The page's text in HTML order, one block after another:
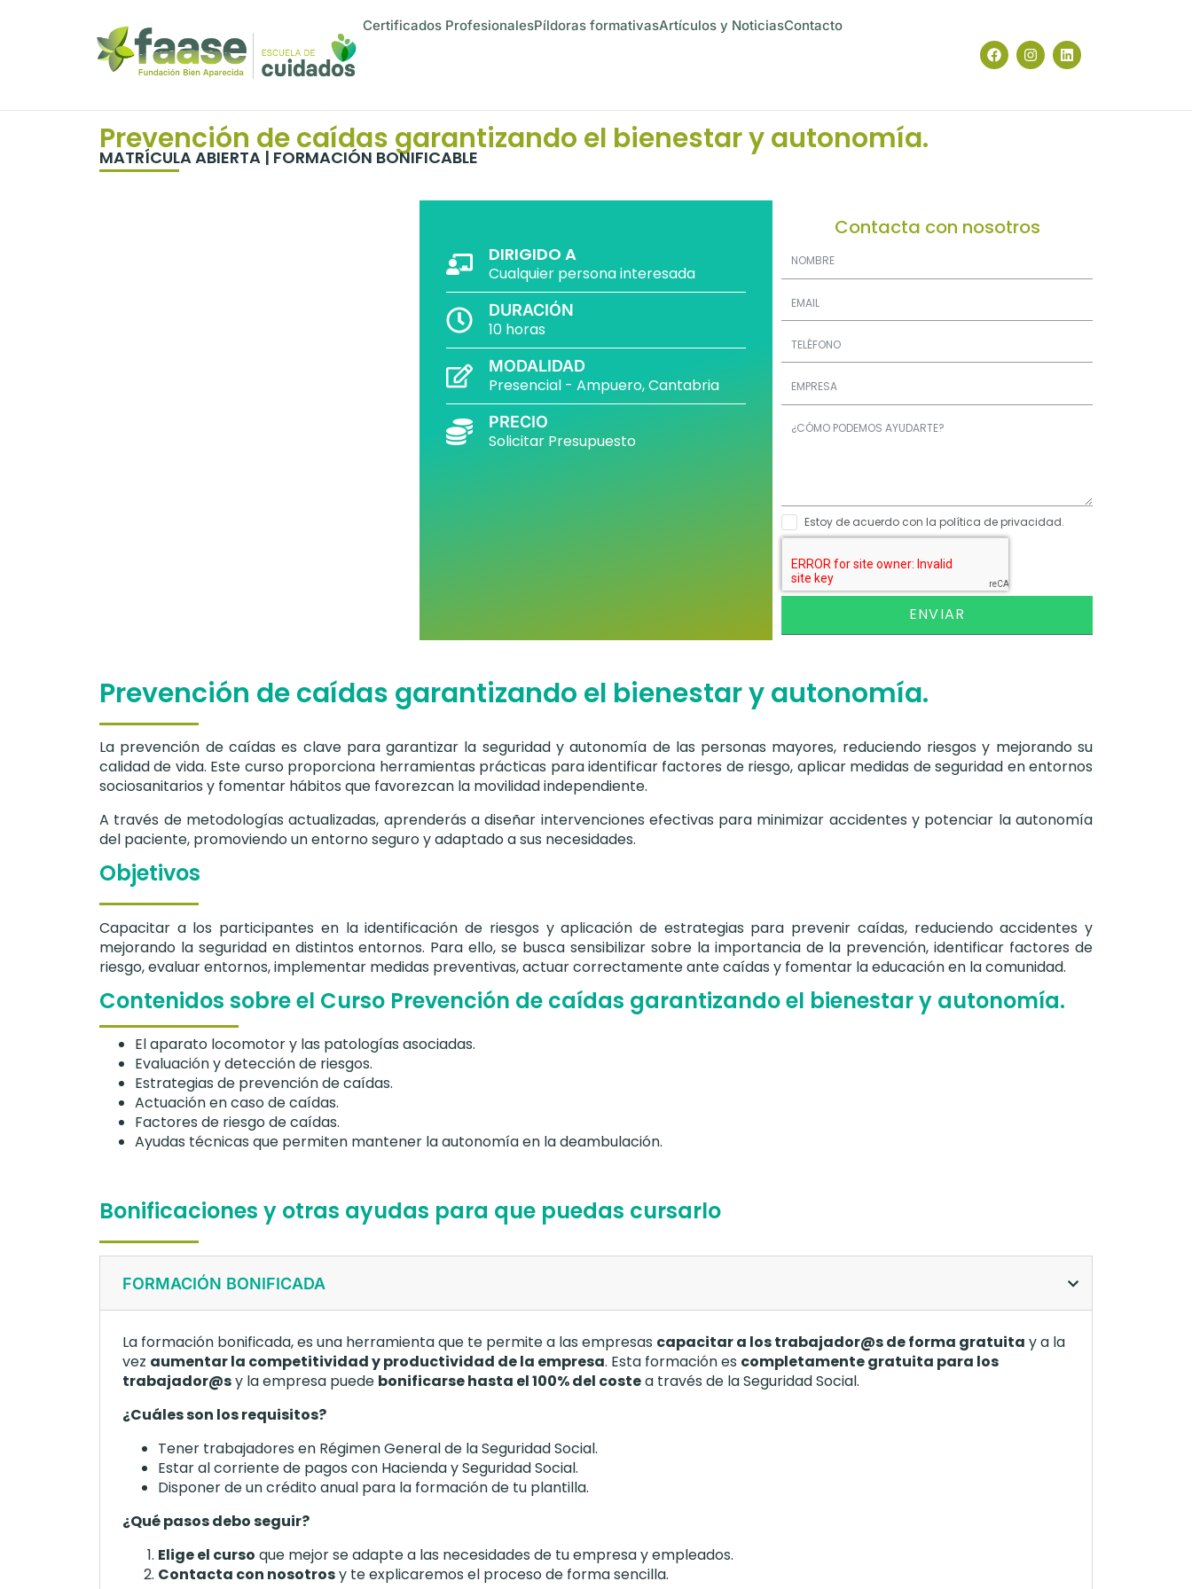
Certificados ProfesionalesPíldoras formativasArtículos y NoticiasContacto
Prevención de caídas garantizando el bienestar y autonomía.
MATRÍCULA ABIERTA | FORMACIÓN BONIFICABLE
DIRIGIDO A
Cualquier persona interesada
DURACIÓN
10 horas
MODALIDAD
Presencial - Ampuero, Cantabria
PRECIO
Solicitar Presupuesto
Contacta con nosotros
Estoy de acuerdo con la política de privacidad.
ENVIAR
Prevención de caídas garantizando el bienestar y autonomía.
La prevención de caídas es clave para garantizar la seguridad y autonomía de las personas mayores, reduciendo riesgos y mejorando su
calidad de vida. Este curso proporciona herramientas prácticas para identificar factores de riesgo, aplicar medidas de seguridad en entornos
sociosanitarios y fomentar hábitos que favorezcan la movilidad independiente.
A través de metodologías actualizadas, aprenderás a diseñar intervenciones efectivas para minimizar accidentes y potenciar la autonomía
del paciente, promoviendo un entorno seguro y adaptado a sus necesidades.
Objetivos
Capacitar a los participantes en la identificación de riesgos y aplicación de estrategias para prevenir caídas, reduciendo accidentes y
mejorando la seguridad en distintos entornos. Para ello, se busca sensibilizar sobre la importancia de la prevención, identificar factores de
riesgo, evaluar entornos, implementar medidas preventivas, actuar correctamente ante caídas y fomentar la educación en la comunidad.
Contenidos sobre el Curso Prevención de caídas garantizando el bienestar y autonomía.
El aparato locomotor y las patologías asociadas.
Evaluación y detección de riesgos.
Estrategias de prevención de caídas.
Actuación en caso de caídas.
Factores de riesgo de caídas.
Ayudas técnicas que permiten mantener la autonomía en la deambulación.
Bonificaciones y otras ayudas para que puedas cursarlo
FORMACIÓN BONIFICADA
La formación bonificada, es una herramienta que te permite a las empresas capacitar a los trabajador@s de forma gratuita y a la
vez aumentar la competitividad y productividad de la empresa. Esta formación es completamente gratuita para los
trabajador@sy la empresa puede bonificarse hasta el 100% del costea través de la Seguridad Social.
¿Cuáles son los requisitos?
Tener trabajadores en Régimen General de la Seguridad Social.
Estar al corriente de pagos con Hacienda y Seguridad Social.
Disponer de un crédito anual para la formación de tu plantilla.
¿Qué pasos debo seguir?
Elige el curso que mejor se adapte a las necesidades de tu empresa y empleados.
Contacta con nosotrosy te explicaremos el proceso de forma sencilla.